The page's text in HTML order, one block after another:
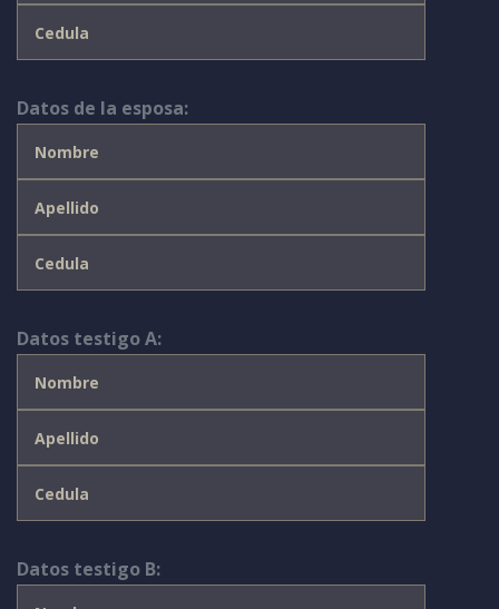
Datos de la esposa:
Datos testigo A:
Datos testigo B: